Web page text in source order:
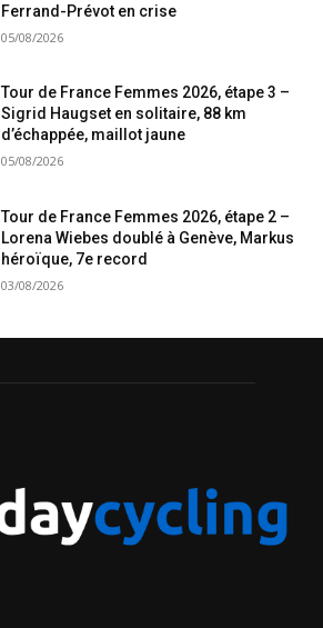
Ferrand-Prévot en crise
05/08/2026
Tour de France Femmes 2026, étape 3 –
Sigrid Haugset en solitaire, 88 km
d’échappée, maillot jaune
05/08/2026
Tour de France Femmes 2026, étape 2 –
Lorena Wiebes doublé à Genève, Markus
héroïque, 7e record
03/08/2026